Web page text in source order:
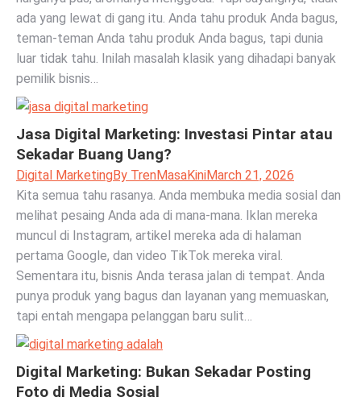
ada yang lewat di gang itu. Anda tahu produk Anda bagus,
teman-teman Anda tahu produk Anda bagus, tapi dunia
luar tidak tahu. Inilah masalah klasik yang dihadapi banyak
pemilik bisnis…
Jasa Digital Marketing: Investasi Pintar atau
Sekadar Buang Uang?
Digital MarketingBy TrenMasaKiniMarch 21, 2026
Kita semua tahu rasanya. Anda membuka media sosial dan
melihat pesaing Anda ada di mana-mana. Iklan mereka
muncul di Instagram, artikel mereka ada di halaman
pertama Google, dan video TikTok mereka viral.
Sementara itu, bisnis Anda terasa jalan di tempat. Anda
punya produk yang bagus dan layanan yang memuaskan,
tapi entah mengapa pelanggan baru sulit…
Digital Marketing: Bukan Sekadar Posting
Foto di Media Sosial